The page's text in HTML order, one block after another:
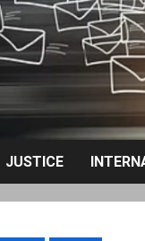
JUSTICE